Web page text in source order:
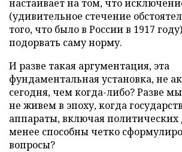
настаивает на том, что
(удивительное стечение
того, что было в России в 1917
подорвать саму норму.
И разве такая аргументация, эта
фундаментальная установка, не
сегодня, чем когда-либо? Разве
не живем в эпоху, когда
аппараты, включая политических
менее способны четко
вопросы?